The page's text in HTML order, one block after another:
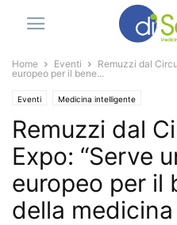
Home Eventi
Remuzzi dal
europeo per il bene...
Eventi Medicina intelligente
Remuzzi dal
Expo: “Serve
europeo per il
della